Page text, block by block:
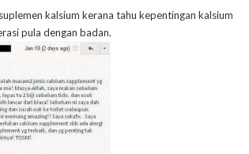
kalsium kerana tahu kepentingan kalsium
pula dengan badan.